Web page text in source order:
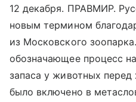
12 декабря. ПРАВМИР.
новым термином
из Московского
обозначающее процесс
запаса у животных
было включено в